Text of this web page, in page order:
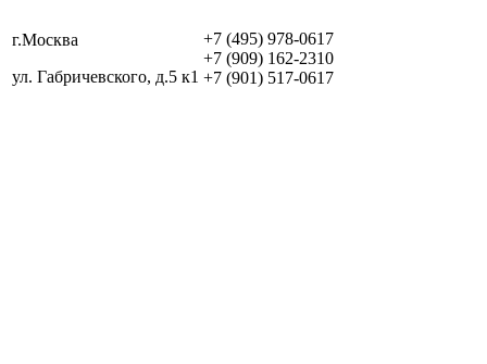
г.Москва
ул. Габричевского, д.5 к1
+7 (495) 978-0617
+7 (909) 162-2310
+7 (901) 517-0617